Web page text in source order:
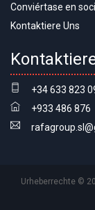
Conviértase en
Kontaktiere Uns
+34 633 823
+933 486 876
Urheberrechte ©